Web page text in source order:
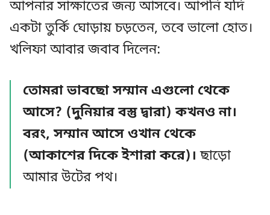
আপনার সাক্ষাতের জন্য আসবে। আপনি যদি
একটা তুর্কি ঘোড়ায় চড়তেন, তবে ভালো হোত।
খলিফা আবার জবাব দিলেন:
তোমরা ভাবছো সম্মান এগুলো থেকে
আসে? (দুনিয়ার বস্তু দ্বারা) কখনও না।
বরং, সম্মান আসে ওখান থেকে
(আকাশের দিকে ইশারা করে)। ছাড়ো
আমার উটের পথ।